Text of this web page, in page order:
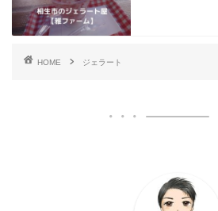
HOME ジェラート